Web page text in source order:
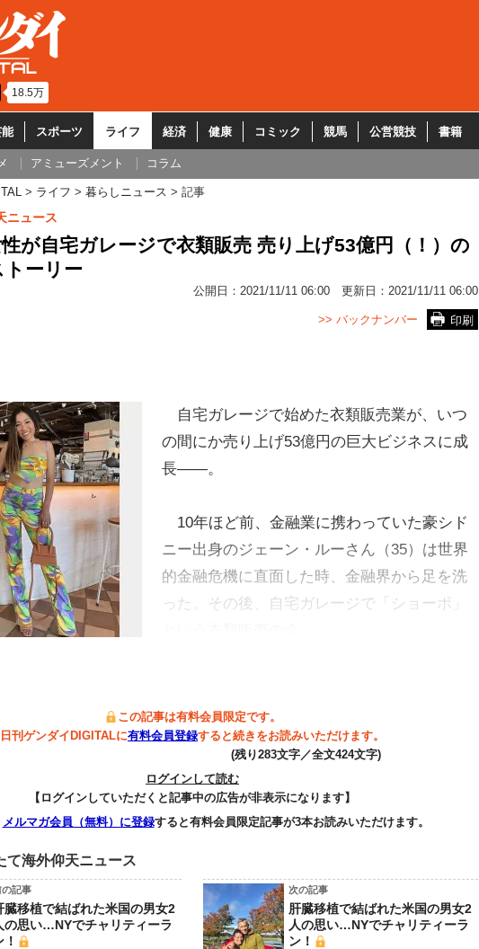
18.5万
スポーツ ライフ 経済 健康 コミック 競馬 公営競技 書籍
アミューズメント コラム
ライフ 暮らしニュース 記事
ニュース
が自宅ガレージで衣類販売 売り上げ53億円（！）の
ーリー
公開日： 2021/11/11 06:00 更新日： 2021/11/11 06:00
印刷
>> バックナンバー
自宅ガレージで始めた衣類販売業が、いつ
の間にか売り上げ53億円の巨大ビジネスに成
長――。
10年ほど前、金融業に携わっていた豪シド
ニー出身のジェーン・ルーさん（35）は世界
的金融危機に直面した時、金融界から足を洗
った。その後、自宅ガレージで「ショーポ」
この記事は有料会員限定です。
日刊ゲンダイDIGITALに有料会員登録すると続きをお読みいただけます。
(残り283文字／全文424文字)
ログインして読む
【ログインしていただくと記事中の広告が非表示になります】
メルマガ会員（無料）に登録すると有料会員限定記事が3本お読みいただけます。
て海外仰天ニュース
の記事
臓移植で結ばれた米国の男女2
の思い…NYでチャリティーラ
！
次の記事
肝臓移植で結ばれた米国の男女2
人の思い…NYでチャリティーラ
ン！